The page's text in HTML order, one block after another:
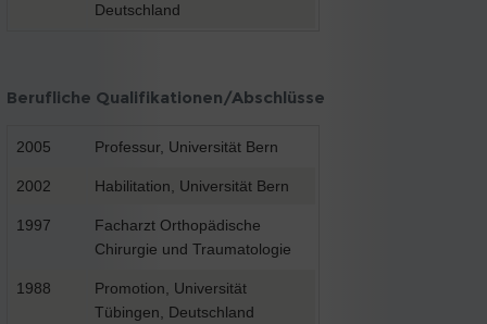
Deutschland
Berufliche Qualifikationen/Abschlüsse
2005 Professur, Universität Bern
2002 Habilitation, Universität Bern
1997
Facharzt Orthopädische
Chirurgie und Traumatologie
1988
Promotion, Universität
Tübingen, Deutschland